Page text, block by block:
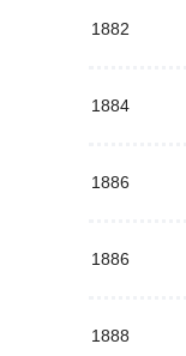
1882
1884
1886
1886
1888